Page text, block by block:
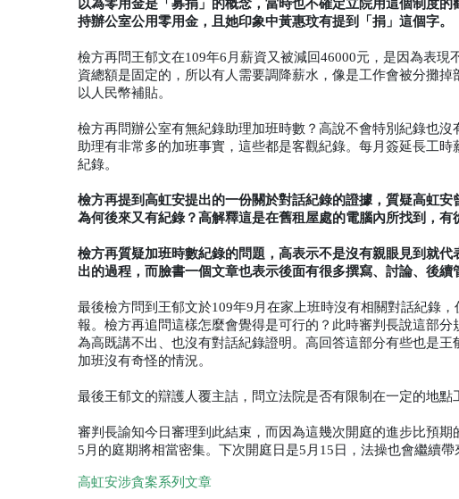
持辦公室公用零用金，且她印象中黃惠玟有提到「捐」這個字。
檢方再問王郁文在109年6月薪資又被減回46000元，是因為表
資總額是固定的，所以有人需要調降薪水，像是工作會被分攤
以人民幣補貼。
檢方再問辦公室有無紀錄助理加班時數？高說不會特別紀錄也
助理有非常多的加班事實，這些都是客觀紀錄。每月簽延長工
紀錄。
檢方再提到高虹安提出的一份關於對話紀錄的證據，質疑高虹
為何後來又有紀錄？高解釋這是在舊租屋處的電腦內所找到，有
檢方再質疑加班時數紀錄的問題，高表示不是沒有親眼見到就
出的過程，而臉書一個文章也表示後面有很多撰寫、討論、後續
最後檢方問到王郁文於109年9月在家上班時沒有相關對話紀錄
報。檢方再追問這樣怎麼會覺得是可行的？此時審判長說這部
為高既講不出、也沒有對話紀錄證明。高回答這部分有些也是
加班沒有奇怪的情況。
最後王郁文的辯護人覆主詰，問立法院是否有限制在一定的地
審判長諭知今日審理到此結束，而因為這幾次開庭的進步比預
5月的庭期將相當密集。下次開庭日是5月15日，法操也會繼續帶
高虹安涉貪案系列文章